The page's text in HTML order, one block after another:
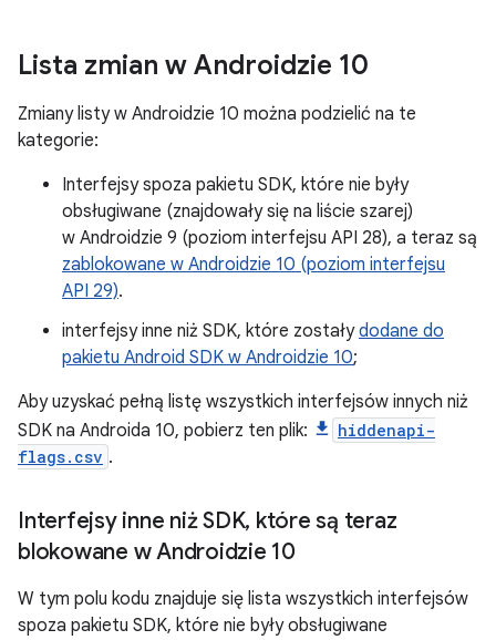
Lista zmian w Androidzie 10
Zmiany listy w Androidzie 10 można podzielić na te
kategorie:
Interfejsy spoza pakietu SDK, które nie były
obsługiwane (znajdowały się na liście szarej)
w Androidzie 9 (poziom interfejsu API 28), a teraz są
zablokowane w Androidzie 10 (poziom interfejsu
API 29).
interfejsy inne niż SDK, które zostałydodane do
pakietu Android SDK w Androidzie 10;
Aby uzyskać pełną listę wszystkich interfejsów innych niż
SDK na Androida 10, pobierz ten plik:
hiddenapi-
flags.csv .
Interfejsy inne niż SDK, które są teraz
blokowane w Androidzie 10
W tym polu kodu znajduje się lista wszystkich interfejsów
spoza pakietu SDK, które nie były obsługiwane